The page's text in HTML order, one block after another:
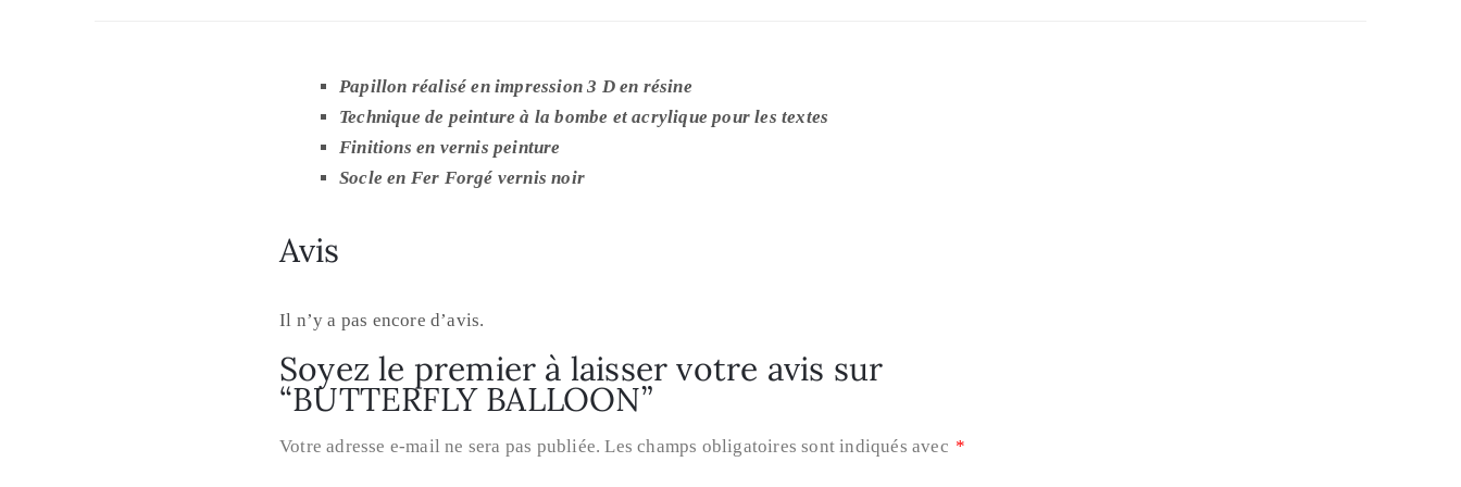
Papillon réalisé en impression 3 D en résine
Technique de peinture à la bombe et acrylique pour les textes
Finitions en vernis peinture
Socle en Fer Forgé vernis noir
Avis
Il n’y a pas encore d’avis.
Soyez le premier à laisser votre avis sur
“BUTTERFLY BALLOON”
Votre adresse e-mail ne sera pas publiée. Les champs obligatoires sont indiqués avec *